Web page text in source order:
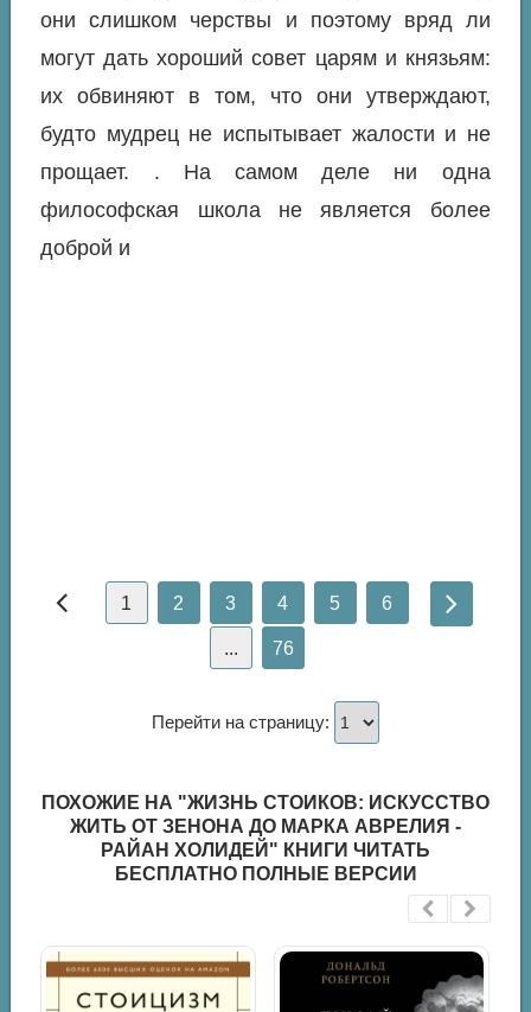
они слишком черствы и поэтому вряд ли
могут дать хороший совет царям и князьям:
их обвиняют в том, что они утверждают,
будто мудрец не испытывает жалости и не
прощает. . На самом деле ни одна
философская школа не является более
доброй и
1 2 3 4 5 6
... 76
Перейти на страницу:
ПОХОЖИЕ НА "ЖИЗНЬ СТОИКОВ: ИСКУССТВО
ЖИТЬ ОТ ЗЕНОНА ДО МАРКА АВРЕЛИЯ -
РАЙАН ХОЛИДЕЙ" КНИГИ ЧИТАТЬ
БЕСПЛАТНО ПОЛНЫЕ ВЕРСИИ